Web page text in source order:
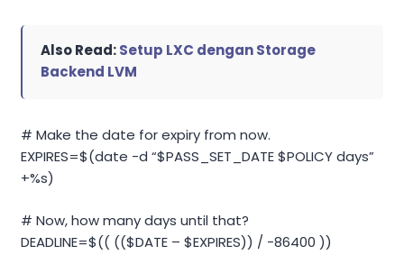
Also Read:Setup LXC dengan Storage
Backend LVM
# Make the date for expiry from now.
EXPIRES=$(date -d “$PASS_SET_DATE $POLICY days”
+%s)
# Now, how many days until that?
DEADLINE=$(( (($DATE – $EXPIRES)) / -86400 ))